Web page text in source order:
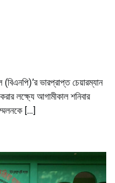
(বিএনপি)’র ভারপ্রাপ্ত চেয়ারম্যান
লক্ষ্যে আগামীকাল শনিবার
[…]